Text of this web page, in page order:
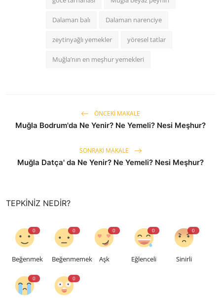
Dalaman balı Dalaman narenciye
zeytinyağlı yemekler yöresel tatlar
Muğla’nın en meşhur yemekleri
ÖNCEKI MAKALE
Muğla Bodrum'da Ne Yenir? Ne Yemeli? Nesi Meşhur?
SONRAKI MAKALE
Muğla Datça' da Ne Yenir? Ne Yemeli? Nesi Meşhur?
TEPKINIZ NEDIR?
0
Beğenmek
0
Beğenmemek
0
Aşk
0
Eğlenceli
0
Sinirli
0 0